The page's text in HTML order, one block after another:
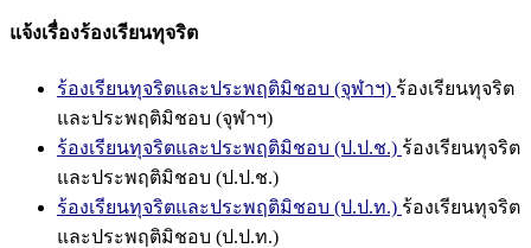
แจ้งเรื่องร้องเรียนทุจริต
ร้องเรียนทุจริตและประพฤติมิชอบ (จุฬาฯ) ร้องเรียนทุจริต
และประพฤติมิชอบ (จุฬาฯ)
ร้องเรียนทุจริตและประพฤติมิชอบ (ป.ป.ช.) ร้องเรียนทุจริต
และประพฤติมิชอบ (ป.ป.ช.)
ร้องเรียนทุจริตและประพฤติมิชอบ (ป.ป.ท.) ร้องเรียนทุจริต
และประพฤติมิชอบ (ป.ป.ท.)